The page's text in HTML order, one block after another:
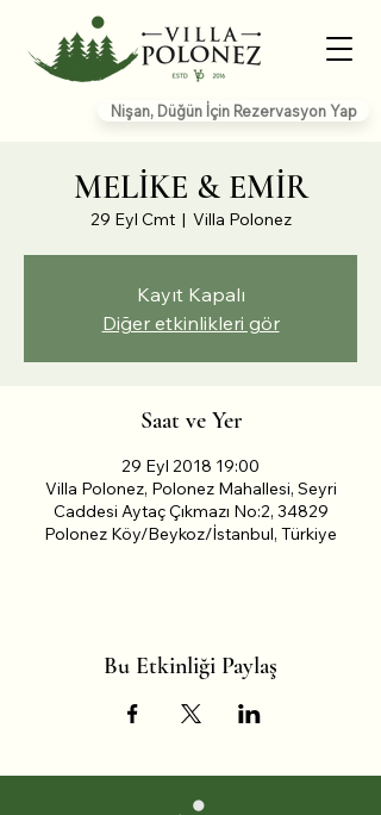
Nişan, Düğün İçin Rezervasyon Yap
MELİKE & EMİR
29 Eyl Cmt
  |
Villa Polonez
Kayıt Kapalı
Diğer etkinlikleri gör
Saat ve Yer
29 Eyl 2018 19:00
Villa Polonez, Polonez Mahallesi, Seyri
Caddesi Aytaç Çıkmazı No:2, 34829
Polonez Köy/Beykoz/İstanbul, Türkiye
Bu Etkinliği Paylaş